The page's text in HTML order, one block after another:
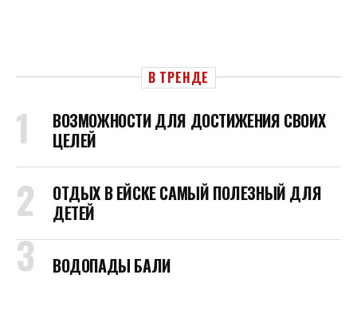
В ТРЕНДЕ
ВОЗМОЖНОСТИ ДЛЯ ДОСТИЖЕНИЯ СВОИХ
ЦЕЛЕЙ
ОТДЫХ В ЕЙСКЕ САМЫЙ ПОЛЕЗНЫЙ ДЛЯ
ДЕТЕЙ
ВОДОПАДЫ БАЛИ